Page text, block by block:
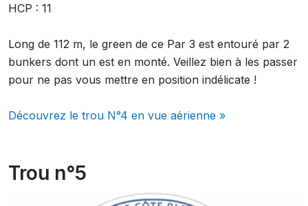
HCP : 11
Long de 112 m, le green de ce Par 3 est entouré par 2
bunkers dont un est en monté. Veillez bien à les passer
pour ne pas vous mettre en position indélicate !
Découvrez le trou N°4 en vue aérienne »
Trou n°5